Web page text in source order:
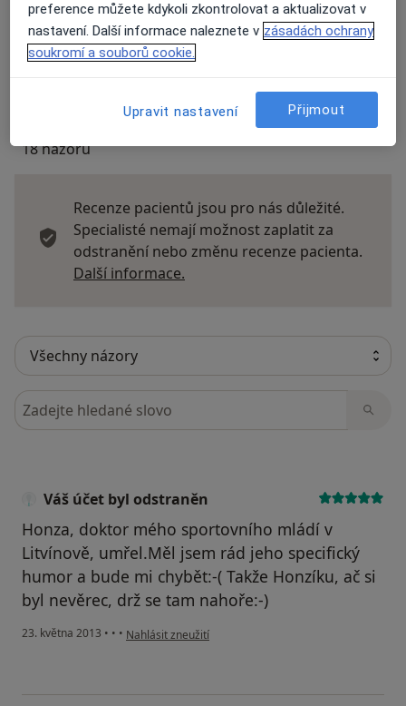
Názory
Přidejte svůj názor
18 názorů
Recenze pacientů jsou pro nás důležité.
Specialisté nemají možnost zaplatit za
odstranění nebo změnu recenze pacienta.
Další informace.
Hledejte v názorech
Váš účet byl odstraněn
Honza, doktor mého sportovního mládí v
Litvínově, umřel.Měl jsem rád jeho specifický
humor a bude mi chybět:-( Takže Honzíku, ač si
byl nevěrec, drž se tam nahoře:-)
23. května 2013 • • • podle názoru uživatele Váš účet byl odstraněn
Nahlásit zneužití
preference můžete kdykoli zkontrolovat a aktualizovat v
nastavení. Další informace naleznete v zásadách ochrany
soukromí a souborů cookie.
Upravit nastavení Přijmout